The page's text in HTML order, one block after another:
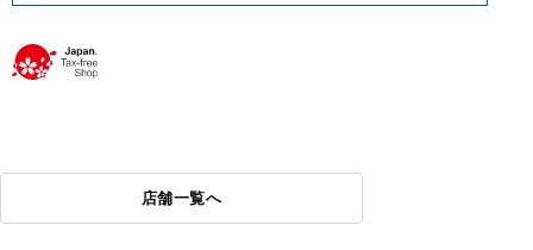
店舗一覧へ